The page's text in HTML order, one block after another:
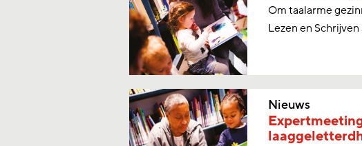
Om taalarme
Lezen en
Nieuws